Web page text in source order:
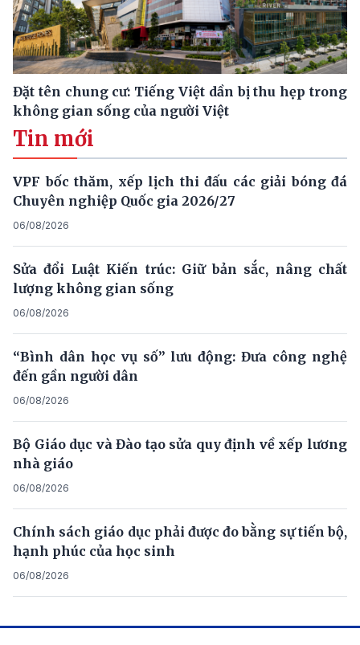
Đặt tên chung cư: Tiếng Việt dần bị thu hẹp trong
không gian sống của người Việt
Tin mới
VPF bốc thăm, xếp lịch thi đấu các giải bóng đá
Chuyên nghiệp Quốc gia 2026/27
06/08/2026
Sửa đổi Luật Kiến trúc: Giữ bản sắc, nâng chất
lượng không gian sống
06/08/2026
“Bình dân học vụ số” lưu động: Đưa công nghệ
đến gần người dân
06/08/2026
Bộ Giáo dục và Đào tạo sửa quy định về xếp lương
nhà giáo
06/08/2026
Chính sách giáo dục phải được đo bằng sự tiến bộ,
hạnh phúc của học sinh
06/08/2026